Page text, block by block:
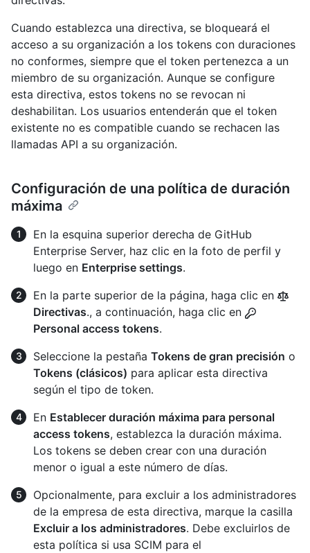
Cuando establezca una directiva, se bloqueará el
acceso a su organización a los tokens con duraciones
no conformes, siempre que el token pertenezca a un
miembro de su organización. Aunque se configure
esta directiva, estos tokens no se revocan ni
deshabilitan. Los usuarios entenderán que el token
existente no es compatible cuando se rechacen las
llamadas API a su organización.
Configuración de una política de duración
máxima
En la esquina superior derecha de GitHub
Enterprise Server, haz clic en la foto de perfil y
luego en Enterprise settings.
En la parte superior de la página, haga clic en
Directivas., a continuación, haga clic en
Personal access tokens.
Seleccione la pestaña Tokens de gran precisión o
Tokens (clásicos) para aplicar esta directiva
según el tipo de token.
En Establecer duración máxima para personal
access tokens, establezca la duración máxima.
Los tokens se deben crear con una duración
menor o igual a este número de días.
Opcionalmente, para excluir a los administradores
de la empresa de esta directiva, marque la casilla
Excluir a los administradores. Debe excluirlos de
esta política si usa SCIM para el